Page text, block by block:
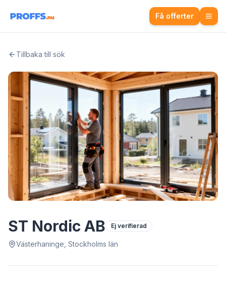
Få offerter
Tillbaka till sök
ST Nordic AB Ej verifierad
Västerhaninge, Stockholms län